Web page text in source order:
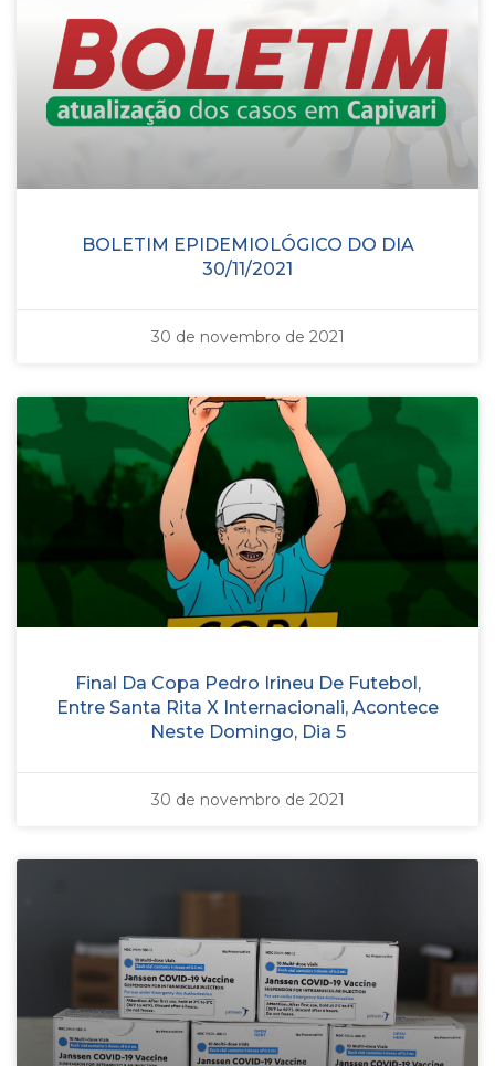
BOLETIM EPIDEMIOLÓGICO DO DIA
30/11/2021
30 de novembro de 2021
Final Da Copa Pedro Irineu De Futebol,
Entre Santa Rita X Internacionali, Acontece
Neste Domingo, Dia 5
30 de novembro de 2021